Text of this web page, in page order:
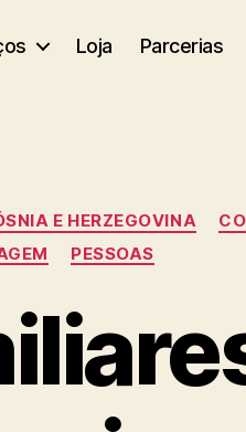
Loja Parcerias
E HERZEGOVINA
PESSOAS